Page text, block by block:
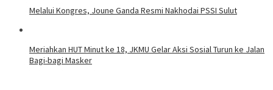
Melalui Kongres, Joune Ganda Resmi Nakhodai PSSI Sulut
Meriahkan HUT Minut ke 18, JKMU Gelar Aksi Sosial Turun ke Jalan
Bagi-bagi Masker